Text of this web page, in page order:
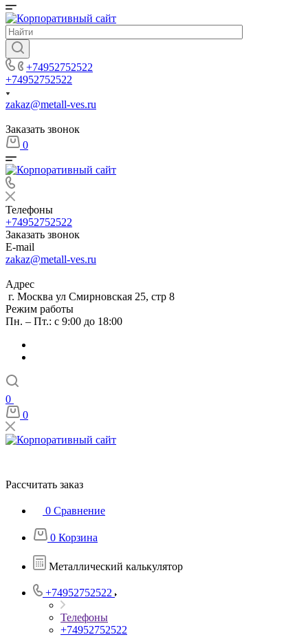
+74952752522
+74952752522
zakaz@metall-ves.ru
Заказать звонок
0
Телефоны
+74952752522
Заказать звонок
E-mail
zakaz@metall-ves.ru
Адрес
г. Москва ул Смирновская 25, стр 8
Режим работы
Пн. – Пт.: с 9:00 до 18:00
0
0
Рассчитать заказ
0 Сравнение
0 Корзина
Металлический калькулятор
+74952752522
Телефоны
+74952752522